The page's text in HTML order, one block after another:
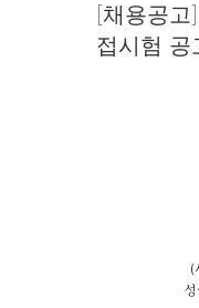
[채용공
접시험 공